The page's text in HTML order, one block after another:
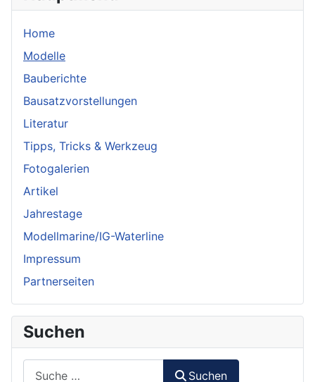
Home
Modelle
Bauberichte
Bausatzvorstellungen
Literatur
Tipps, Tricks & Werkzeug
Fotogalerien
Artikel
Jahrestage
Modellmarine/IG-Waterline
Impressum
Partnerseiten
Suchen
Suchen